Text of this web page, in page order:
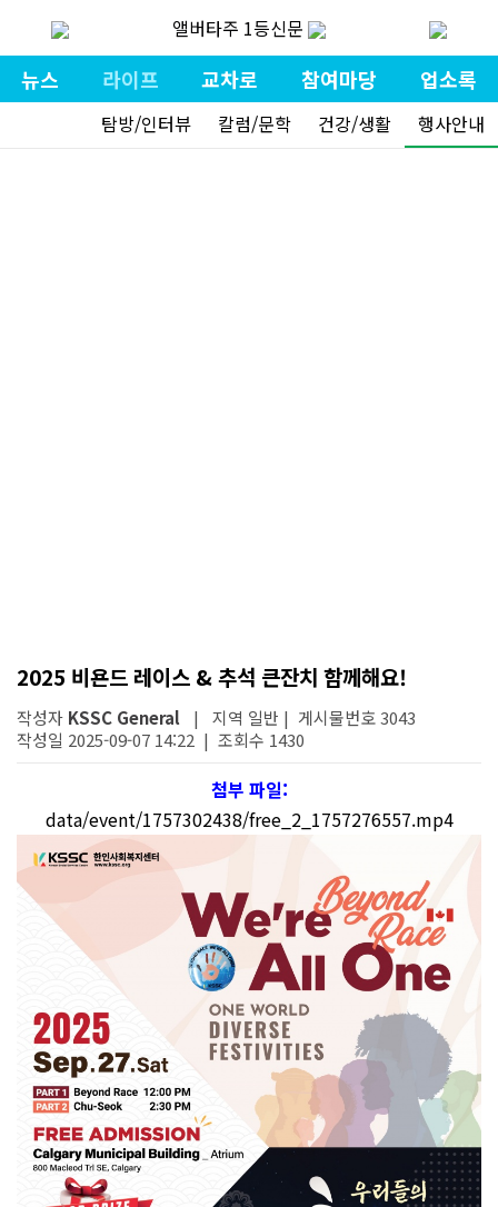
앨버타주 1등신문
뉴스 라이프 교차로 참여마당 업소록
탐방/인터뷰 칼럼/문학 건강/생활 행사안내
2025 비욘드 레이스 & 추석 큰잔치 함께해요!
작성자 KSSC General | 지역 일반 | 게시물번호 3043
작성일 2025-09-07 14:22 | 조회수 1430
첨부 파일:
data/event/1757302438/free_2_1757276557.mp4